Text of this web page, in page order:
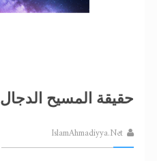
حقيقة المسيح الدجال
IslamAhmadiyya.Net